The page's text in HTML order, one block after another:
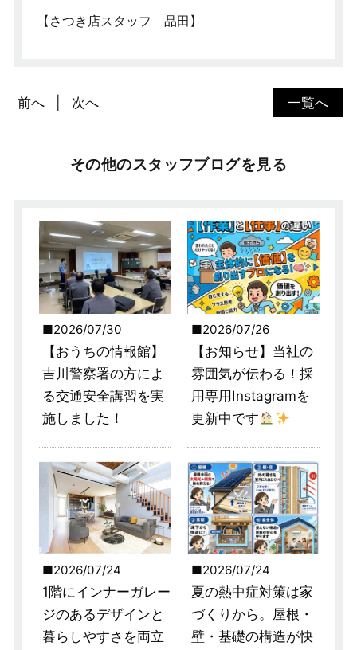
【さつき店スタッフ 品田】
一覧へ
前へ 次へ
その他のスタッフブログを見る
2026/07/30
【おうちの情報館】
吉川警察署の方によ
る交通安全講習を実
施しました！
2026/07/26
【お知らせ】当社の
雰囲気が伝わる！採
用専用Instagramを
更新中です
2026/07/24
1階にインナーガレー
ジのあるデザインと
暮らしやすさを両立
2026/07/24
夏の熱中症対策は家
づくりから。屋根・
壁・基礎の構造が快